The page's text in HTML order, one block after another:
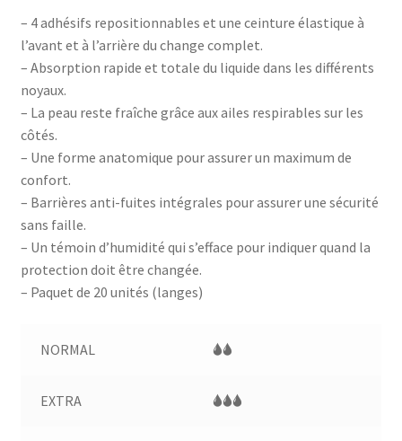
– 4 adhésifs repositionnables et une ceinture élastique à
l’avant et à l’arrière du change complet.
– Absorption rapide et totale du liquide dans les différents
noyaux.
– La peau reste fraîche grâce aux ailes respirables sur les
côtés.
– Une forme anatomique pour assurer un maximum de
confort.
– Barrières anti-fuites intégrales pour assurer une sécurité
sans faille.
– Un témoin d’humidité qui s’efface pour indiquer quand la
protection doit être changée.
– Paquet de 20 unités (langes)
NORMAL 🌢🌢
EXTRA 🌢🌢🌢